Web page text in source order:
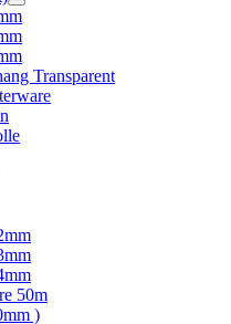
Transparent
50m
)